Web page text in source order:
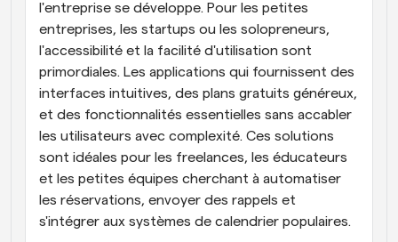
l'entreprise se développe. Pour les petites
entreprises, les startups ou les solopreneurs,
l'accessibilité et la facilité d'utilisation sont
primordiales. Les applications qui fournissent des
interfaces intuitives, des plans gratuits généreux,
et des fonctionnalités essentielles sans accabler
les utilisateurs avec complexité. Ces solutions
sont idéales pour les freelances, les éducateurs
et les petites équipes cherchant à automatiser
les réservations, envoyer des rappels et
s'intégrer aux systèmes de calendrier populaires.